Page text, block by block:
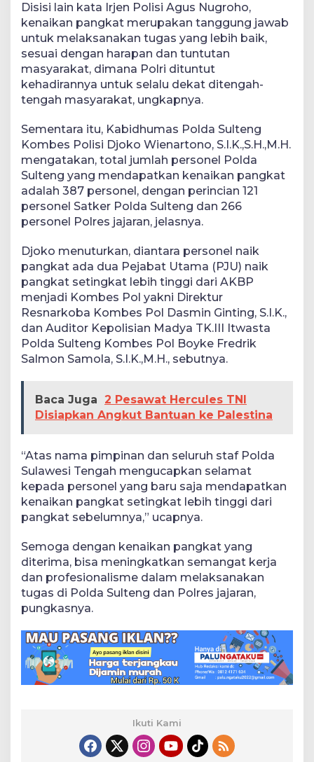
Disisi lain kata Irjen Polisi Agus Nugroho,
kenaikan pangkat merupakan tanggung jawab
untuk melaksanakan tugas yang lebih baik,
sesuai dengan harapan dan tuntutan
masyarakat, dimana Polri dituntut
kehadirannya untuk selalu dekat ditengah-
tengah masyarakat, ungkapnya.
Sementara itu, Kabidhumas Polda Sulteng
Kombes Polisi Djoko Wienartono, S.I.K.,S.H.,M.H.
mengatakan, total jumlah personel Polda
Sulteng yang mendapatkan kenaikan pangkat
adalah 387 personel, dengan perincian 121
personel Satker Polda Sulteng dan 266
personel Polres jajaran, jelasnya.
Djoko menuturkan, diantara personel naik
pangkat ada dua Pejabat Utama (PJU) naik
pangkat setingkat lebih tinggi dari AKBP
menjadi Kombes Pol yakni Direktur
Resnarkoba Kombes Pol Dasmin Ginting, S.I.K.,
dan Auditor Kepolisian Madya TK.III Itwasta
Polda Sulteng Kombes Pol Boyke Fredrik
Salmon Samola, S.I.K.,M.H., sebutnya.
Baca Juga 2 Pesawat Hercules TNI
Disiapkan Angkut Bantuan ke Palestina
“Atas nama pimpinan dan seluruh staf Polda
Sulawesi Tengah mengucapkan selamat
kepada personel yang baru saja mendapatkan
kenaikan pangkat setingkat lebih tinggi dari
pangkat sebelumnya,” ucapnya.
Semoga dengan kenaikan pangkat yang
diterima, bisa meningkatkan semangat kerja
dan profesionalisme dalam melaksanakan
tugas di Polda Sulteng dan Polres jajaran,
pungkasnya.
Ikuti Kami